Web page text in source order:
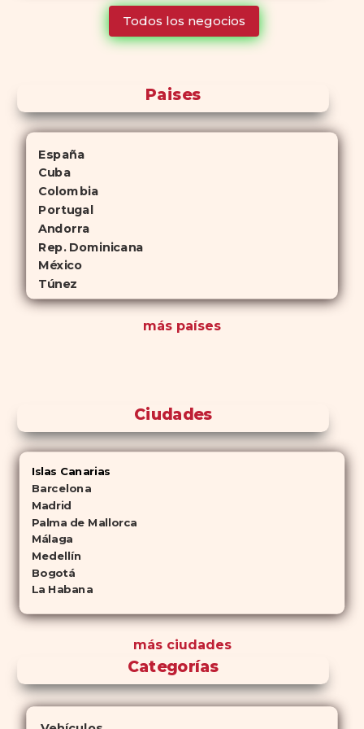
tiempo que Viagra, lo que lo convierte en una opción atractiva
para quienes no desean planificar sus actividades románticas con
Todos los negocios
Paises
España
Cuba
Colombia
Portugal
Andorra
Rep. Dominicana
México
Túnez
más países
Ciudades
Islas Canarias
Barcelona
Madrid
Palma de Mallorca
Málaga
Medellín
Bogotá
La Habana
más ciudades
Categorías